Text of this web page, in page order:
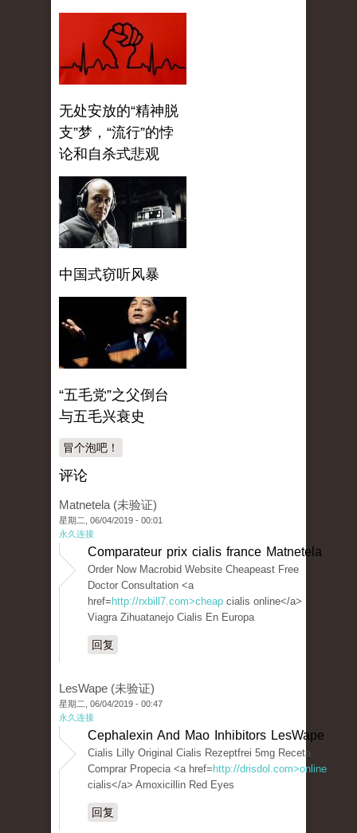
无处安放的“精神脱
支”梦，“流行”的悖
论和自杀式悲观
中国式窃听风暴
“五毛党”之父倒台
与五毛兴衰史
冒个泡吧！
评论
Matnetela (未验证)
星期二, 06/04/2019 - 00:01
永久连接
Comparateur prix cialis france Matnetela
Order Now Macrobid Website Cheapeast Free
Doctor Consultation <a
href= http://rxbill7.com>cheap cialis online</a>
Viagra Zihuatanejo Cialis En Europa
回复
LesWape (未验证)
星期二, 06/04/2019 - 00:47
永久连接
Cephalexin And Mao Inhibitors LesWape
Cialis Lilly Original Cialis Rezeptfrei 5mg Receta
Comprar Propecia <a href= http://drisdol.com>online
cialis</a> Amoxicillin Red Eyes
回复